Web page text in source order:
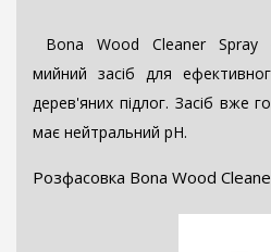
Bona Wood Cleaner Spray
мийний засіб для
дерев'яних підлог. Засіб вже
має нейтральний pH.
Розфасовка Bona Wood